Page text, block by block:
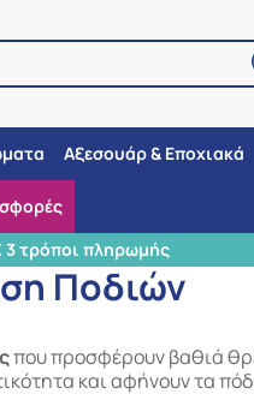
Αξεσουάρ & Εποχιακά
τρόποι πληρωμής
/ Περιποίηση Ποδιών
Ποδιών
που προσφέρουν βαθιά
και αφήνουν τα